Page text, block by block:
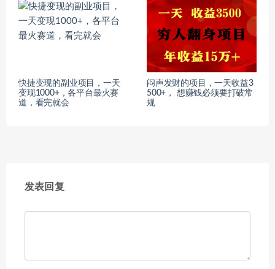
快捷变现的副业项目，一天
变现1000+，各平台最火赛
道，看完就会
闷声发财的项目，一天收益3
500+， 想赚钱必须要打破常
规
发表回复